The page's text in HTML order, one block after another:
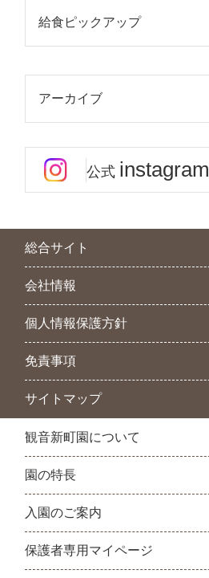
給食ピックアップ
アーカイブ
公式 instagram
総合サイト
会社情報
個人情報保護方針
免責事項
サイトマップ
観音新町園について
園の特長
入園のご案内
保護者専用マイページ